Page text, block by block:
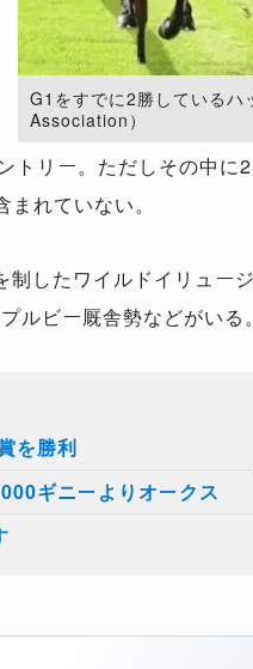
G1をすでに2勝している
Association）
リー。ただしその中に
れていない。
したワイルドイリュー
ルビー厩舎勢などがいる。
を勝利
ギニーよりオークス